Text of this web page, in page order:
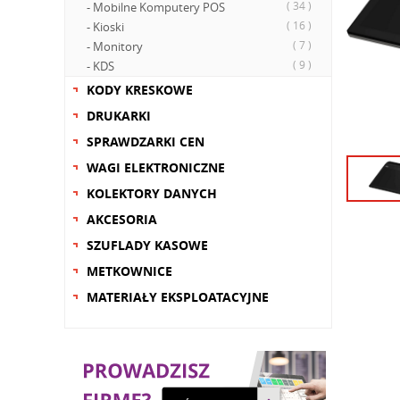
- Mobilne Komputery POS ( 34 )
- Kioski ( 16 )
- Monitory ( 7 )
- KDS ( 9 )
KODY KRESKOWE
DRUKARKI
SPRAWDZARKI CEN
WAGI ELEKTRONICZNE
KOLEKTORY DANYCH
AKCESORIA
SZUFLADY KASOWE
METKOWNICE
MATERIAŁY EKSPLOATACYJNE